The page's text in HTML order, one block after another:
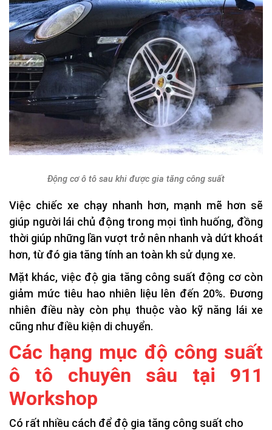
Động cơ ô tô sau khi được gia tăng công suất
Việc chiếc xe chạy nhanh hơn, mạnh mẽ hơn sẽ
giúp người lái chủ động trong mọi tình huống, đồng
thời giúp những lần vượt trở nên nhanh và dứt khoát
hơn, từ đó gia tăng tính an toàn kh sử dụng xe.
Mặt khác, việc độ gia tăng công suất động cơ còn
giảm mức tiêu hao nhiên liệu lên đến 20%. Đương
nhiên điều này còn phụ thuộc vào kỹ năng lái xe
cũng như điều kiện di chuyển.
Các hạng mục độ công suất
ô tô chuyên sâu tại 911
Workshop
Có rất nhiều cách để độ gia tăng công suất cho